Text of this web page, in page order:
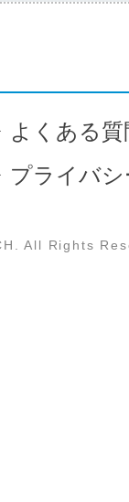
よくある質
プライバ
All Rights